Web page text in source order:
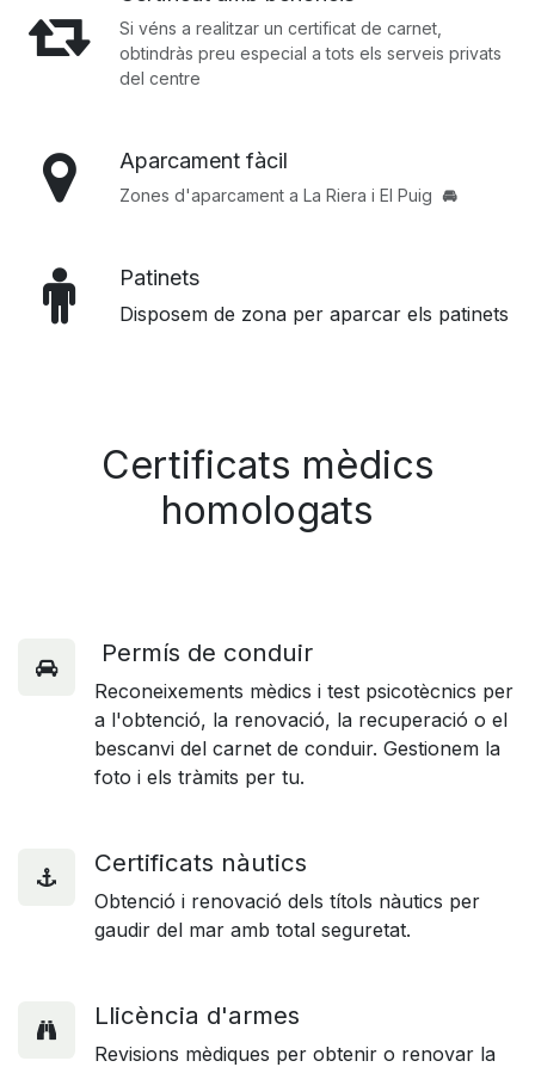
Si véns a realitzar un certificat de carnet,
obtindràs preu especial a tots els serveis privats
del centre
Aparcament fàcil
Zones d'aparcament a La Riera i El Puig 🚘
Patinets
Disposem de zona per aparcar els patinets
Certificats mèdics
homologats
Permís de conduir
Reconeixements mèdics i test psicotècnics per
a l'obtenció, la renovació, la recuperació o el
bescanvi del carnet de conduir. Gestionem la
foto i els tràmits per tu.
Certificats nàutics
Obtenció i renovació dels títols nàutics per
gaudir del mar amb total seguretat.
Llicència d'armes
Revisions mèdiques per obtenir o renovar la